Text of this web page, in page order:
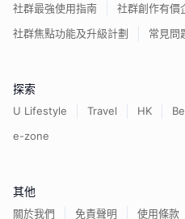
社群最強使用指南
社群創作有價
社群焦點功能及升級計劃
常見問
探索
U Lifestyle Travel HK
e-zone
其他
關於我們 免責聲明 使用條款